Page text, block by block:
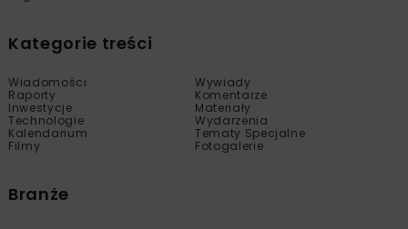
Kategorie treści
Wiadomości
Wywiady
Raporty
Komentarze
Inwestycje
Materiały
Technologie
Wydarzenia
Kalendarium
Tematy Specjalne
Filmy
Fotogalerie
Branże